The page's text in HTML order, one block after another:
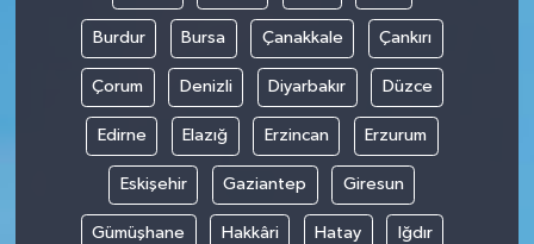
Burdur Bursa Çanakkale Çankırı
Çorum Denizli Diyarbakır Düzce
Edirne Elazığ Erzincan Erzurum
Eskişehir Gaziantep Giresun
Gümüşhane Hakkâri Hatay Iğdır